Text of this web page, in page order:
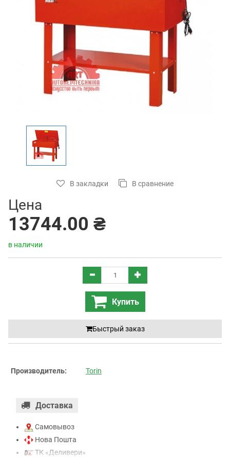
В закладки В сравнение
Цена
13744.00 ₴
в наличии
Купить
Быстрый заказ
Производитель: Torin
Доставка
Самовывоз
Нова Пошта
ТК «Деливери»